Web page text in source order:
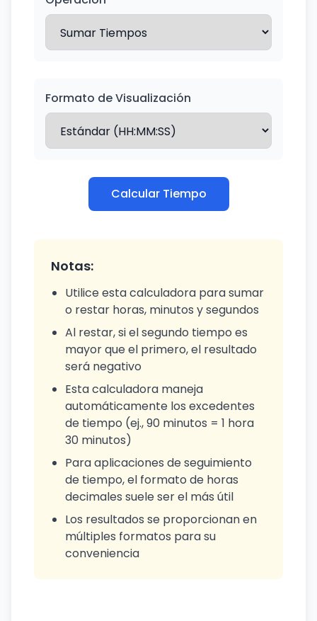
Formato de Visualización
Calcular Tiempo
Notas:
Utilice esta calculadora para sumar
o restar horas, minutos y segundos
Al restar, si el segundo tiempo es
mayor que el primero, el resultado
será negativo
Esta calculadora maneja
automáticamente los excedentes
de tiempo (ej., 90 minutos = 1 hora
30 minutos)
Para aplicaciones de seguimiento
de tiempo, el formato de horas
decimales suele ser el más útil
Los resultados se proporcionan en
múltiples formatos para su
conveniencia